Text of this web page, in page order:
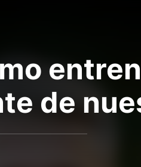
de